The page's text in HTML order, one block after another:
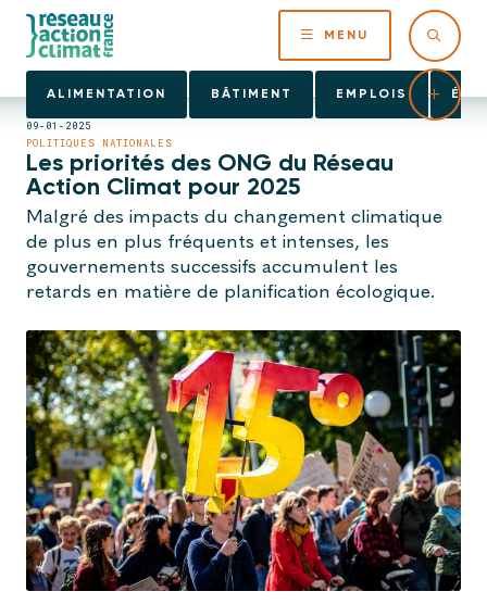
MENU
ALIMENTATION BÂTIMENT EMPLOIS
09-01-2025
POLITIQUES NATIONALES
Les priorités des ONG du Réseau
Action Climat pour 2025
Malgré des impacts du changement climatique
de plus en plus fréquents et intenses, les
gouvernements successifs accumulent les
retards en matière de planification écologique.